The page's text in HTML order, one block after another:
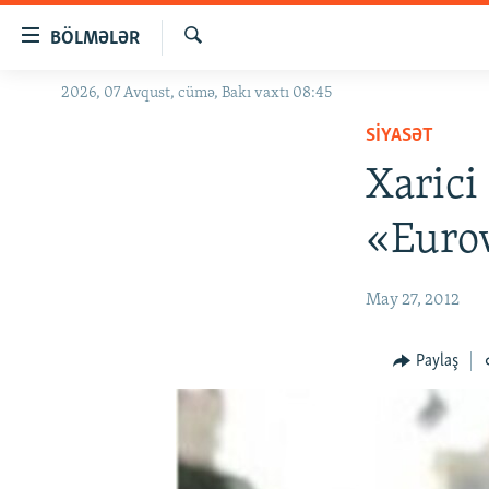
BÖLMƏLƏR
GÜNDƏM
Axtar
2026, 07 Avqust, cümə, Bakı vaxtı 08:45
SIYASƏT
Xarici
May 27, 2012
Paylaş